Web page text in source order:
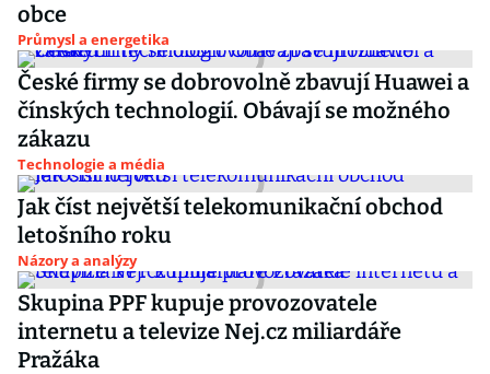
obce
Průmysl a energetika
České firmy se dobrovolně zbavují Huawei a
čínských technologií. Obávají se možného
zákazu
Technologie a média
Jak číst největší telekomunikační obchod
letošního roku
Názory a analýzy
Skupina PPF kupuje provozovatele
internetu a televize Nej.cz miliardáře
Pražáka